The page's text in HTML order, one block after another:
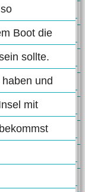
Boot die
sollte.
und
mit